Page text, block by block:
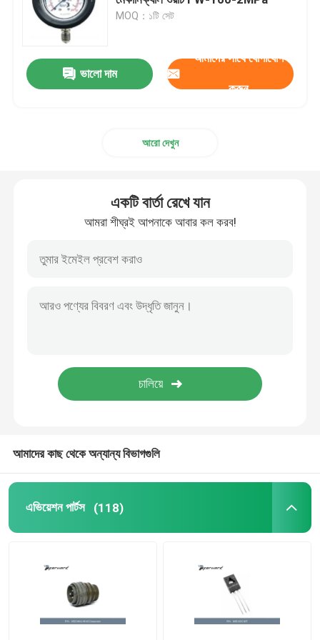
তাপীয় ইমেজিং মনোকুলার
লেজার রেঞ্জফাইন্ডার মডিউল
ডিসি ডিসি পাওয়ার মডিউল
আইন প্রয়োগকারী রেকর্ডার
বৈদ্যুতিক ব্রাশবিহীন ডিসি মোটর
এন্টি ড্রোন সিস্টেম
বিমান রক্ষণাবেক্ষণের সরঞ্জাম
MOQ：১টি সেট
ভালো দাম
আমাদের সাথে যোগাযোগ
করুন
আরো দেখুন
একটি বার্তা রেখে যান
আমরা শীঘ্রই আপনাকে আবার কল করব!
আমাদের কাছ থেকে অন্যান্য বিভাগগুলি
এভিয়েশন পার্টস (118)